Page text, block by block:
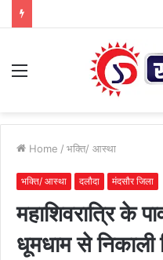
Menu
Home / भक्ति/ आस्था
भक्ति/ आस्था दलौदा मंदसौर जिला
महाशिवरात्रि के
धूमधाम से निकाली